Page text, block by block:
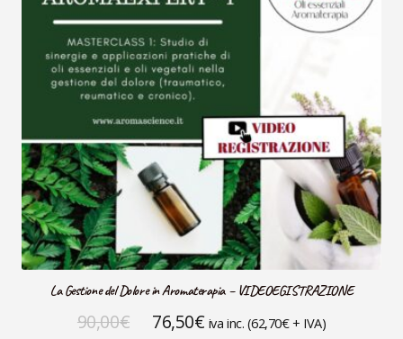
La Gestione del Dolore in Aromaterapia – VIDEOEGISTRAZIONE
90,00€ 76,50€Iliva inc. (62,70€+ IVA)